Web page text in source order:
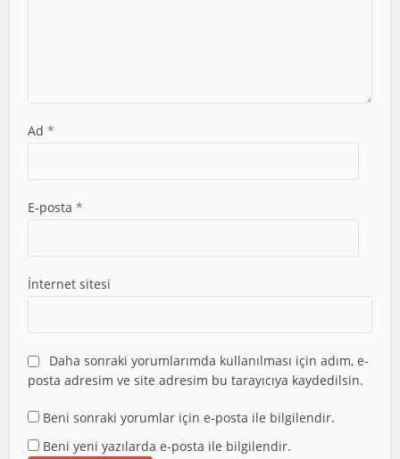
Ad*
E-posta*
İnternet sitesi
Daha sonraki yorumlarımda kullanılması için adım, e-
posta adresim ve site adresim bu tarayıcıya kaydedilsin.
Beni sonraki yorumlar için e-posta ile bilgilendir.
Beni yeni yazılarda e-posta ile bilgilendir.